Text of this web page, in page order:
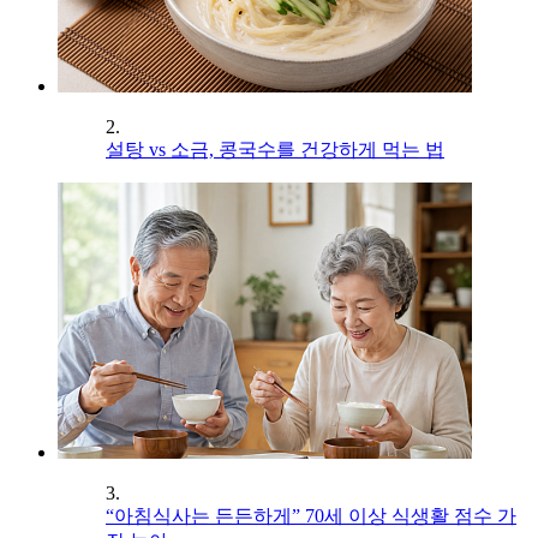
2.
설탕 vs 소금, 콩국수를 건강하게 먹는 법
3.
“아침식사는 든든하게” 70세 이상 식생활 점수 가